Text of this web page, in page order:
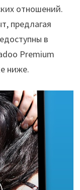
отношений.
предлагая
в
Premium
ниже.